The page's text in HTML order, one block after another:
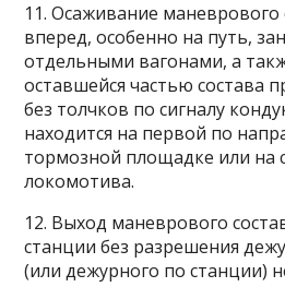
11. Осаживание маневрового
вперед, особенно на путь,
отдельными вагонами, а
оставшейся частью состава
без толчков по сигналу
находится на первой по
тормозной площадке или на
локомотива.
12. Выход маневрового
станции без разрешения
(или дежурного по станции)